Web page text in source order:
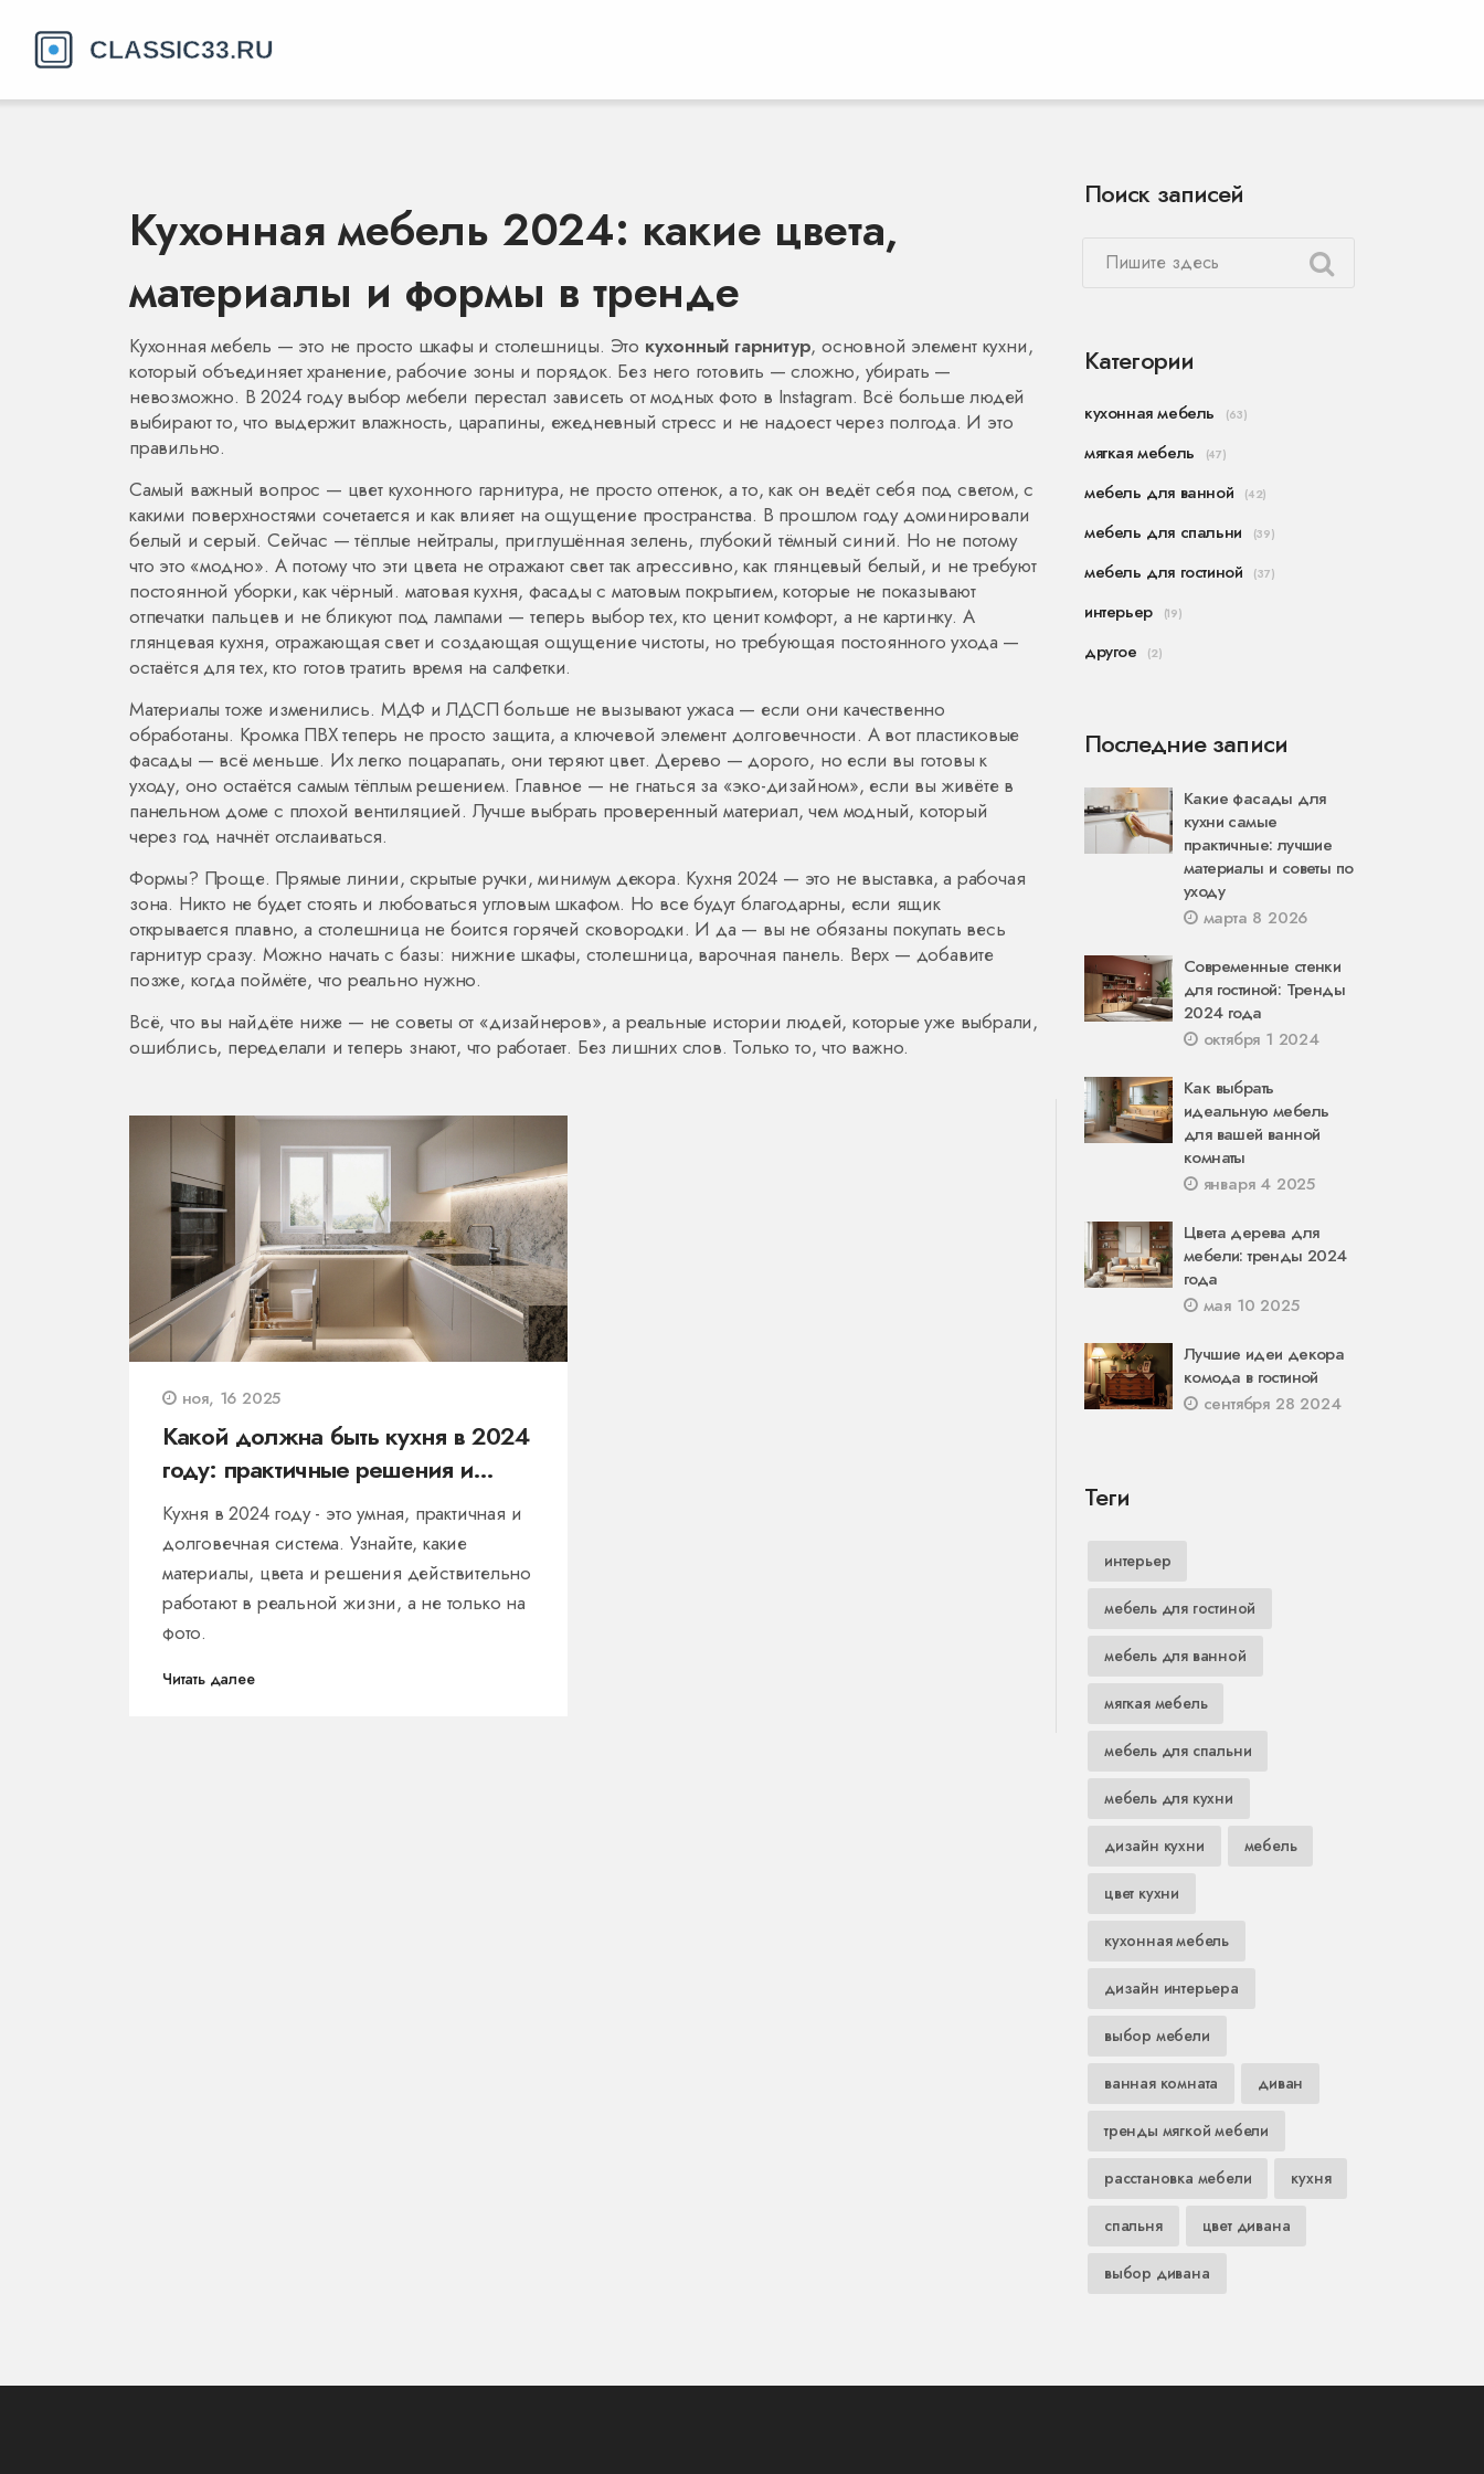
Кухонная мебель 2024: какие цвета,
материалы и формы в тренде
Кухонная мебель — это не просто шкафы и столешницы. Это кухонный гарнитур,основной элемент кухни,
который объединяет хранение, рабочие зоны и порядок. Без него готовить — сложно, убирать —
невозможно. В 2024 году выбор мебели перестал зависеть от модных фото в Instagram. Всё больше людей
выбирают то, что выдержит влажность, царапины, ежедневный стресс и не надоест через полгода. И это
правильно.
Самый важный вопрос — цвет кухонного гарнитура, не просто оттенок, а то, как он ведёт себя под светом, с
какими поверхностями сочетается и как влияет на ощущение пространства. В прошлом году доминировали
белый и серый. Сейчас — тёплые нейтралы, приглушённая зелень, глубокий тёмный синий. Но не потому
что это «модно». А потому что эти цвета не отражают свет так агрессивно, как глянцевый белый, и не требуют
постоянной уборки, как чёрный. матовая кухня, фасады с матовым покрытием, которые не показывают
отпечатки пальцев и не бликуют под лампами — теперь выбор тех, кто ценит комфорт, а не картинку. А
глянцевая кухня, отражающая свет и создающая ощущение чистоты, но требующая постоянного ухода —
остаётся для тех, кто готов тратить время на салфетки.
Материалы тоже изменились. МДФ и ЛДСП больше не вызывают ужаса — если они качественно
обработаны. Кромка ПВХ теперь не просто защита, а ключевой элемент долговечности. А вот пластиковые
фасады — всё меньше. Их легко поцарапать, они теряют цвет. Дерево — дорого, но если вы готовы к
уходу, оно остаётся самым тёплым решением. Главное — не гнаться за «эко-дизайном», если вы живёте в
панельном доме с плохой вентиляцией. Лучше выбрать проверенный материал, чем модный, который
через год начнёт отслаиваться.
Формы? Проще. Прямые линии, скрытые ручки, минимум декора. Кухня 2024 — это не выставка, а рабочая
зона. Никто не будет стоять и любоваться угловым шкафом. Но все будут благодарны, если ящик
открывается плавно, а столешница не боится горячей сковородки. И да — вы не обязаны покупать весь
гарнитур сразу. Можно начать с базы: нижние шкафы, столешница, варочная панель. Верх — добавите
позже, когда поймёте, что реально нужно.
Всё, что вы найдёте ниже — не советы от «дизайнеров», а реальные истории людей, которые уже выбрали,
ошиблись, переделали и теперь знают, что работает. Без лишних слов. Только то, что важно.
ноя, 16 2025
Какой должна быть кухня в 2024
году: практичные решения и
тренды мебели
Кухня в 2024 году - это умная, практичная и
долговечная система. Узнайте, какие
материалы, цвета и решения действительно
работают в реальной жизни, а не только на
фото.
Читать далее
Поиск записей
Категории
кухонная мебель (63)
мягкая мебель (47)
мебель для ванной (42)
мебель для спальни (39)
мебель для гостиной (37)
интерьер (19)
другое (2)
Последние записи
Какие фасады для
кухни самые
практичные: лучшие
материалы и советы по
уходу
марта 8 2026
Современные стенки
для гостиной: Тренды
2024 года
октября 1 2024
Как выбрать
идеальную мебель
для вашей ванной
комнаты
января 4 2025
Цвета дерева для
мебели: тренды 2024
года
мая 10 2025
Лучшие идеи декора
комода в гостиной
сентября 28 2024
Теги
интерьер
мебель для гостиной
мебель для ванной
мягкая мебель
мебель для спальни
мебель для кухни
дизайн кухни мебель
цвет кухни
кухонная мебель
дизайн интерьера
выбор мебели
ванная комната диван
тренды мягкой мебели
расстановка мебели кухня
спальня цвет дивана
выбор дивана